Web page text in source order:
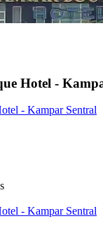
Hotel -
- Kampar Sentral
- Kampar Sentral